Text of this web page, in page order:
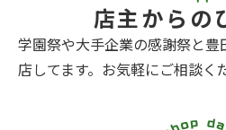
店主からの
学園祭や大手企業の感謝祭と
店してます。お気軽にご相談く